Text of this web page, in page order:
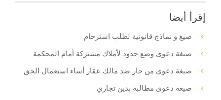
إقرأ أيضا
صيغ و نماذج قانونية لطلب استرحام
صيغة دعوى وضع حدود لأملاك مشتركة أمام المحكمة
صيغة دعوى من جار ضد مالك عقار أساء استعمال الحق
صيغة دعوى مطالبة بدين تجاري